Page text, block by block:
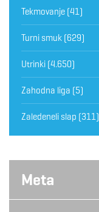
Tekmovanje (41)
Turni smuk (629)
Utrinki (4.650)
Zahodna liga (5)
Zaledeneli slap (311)
Meta